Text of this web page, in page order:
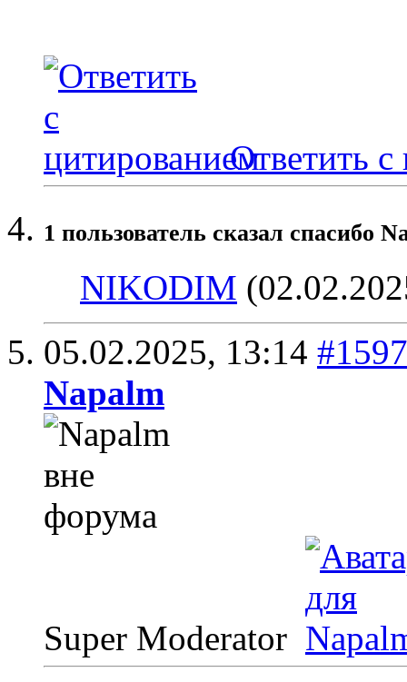
Ответить с
1 пользователь сказал cпасибо
NIKODIM
05.02.2025, 13:14
Napalm
Super Moderator